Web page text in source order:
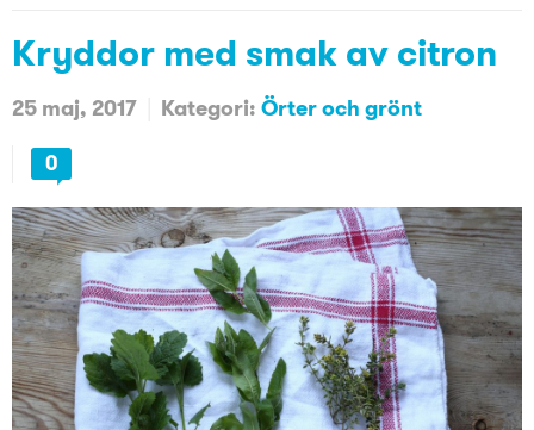
Kryddor med smak av citron
25 maj, 2017 Kategori: Örter och grönt
0